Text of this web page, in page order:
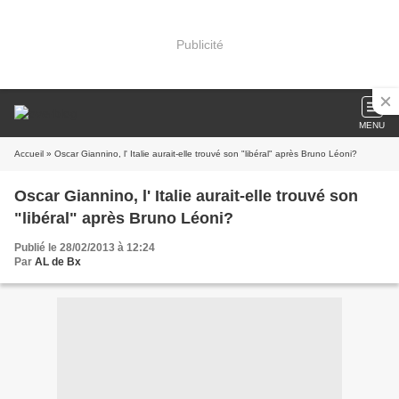
Publicité
MENU
Accueil » Oscar Giannino, l' Italie aurait-elle trouvé son "libéral" après Bruno Léoni?
Oscar Giannino, l' Italie aurait-elle trouvé son
"libéral" après Bruno Léoni?
Publié le 28/02/2013 à 12:24
Par AL de Bx